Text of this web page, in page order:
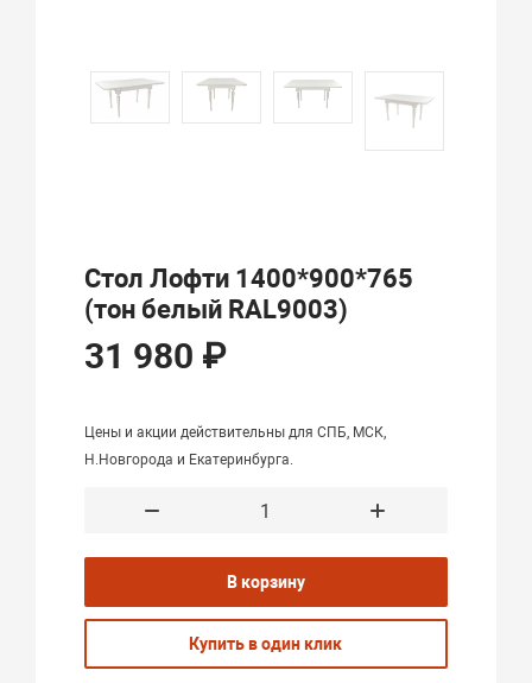
Стол Лофти 1400*900*765
(тон белый RAL9003)
31 980 ₽
Цены и акции действительны для СПБ, МСК,
Н.Новгорода и Екатеринбурга.
В корзину
Купить в один клик